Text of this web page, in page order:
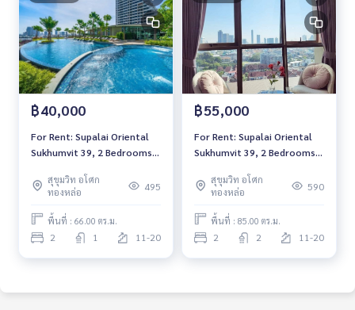
฿40,000
For Rent: Supalai Oriental
Sukhumvit 39, 2 Bedrooms
Furnished* Ready to move in
สุขุมวิท อโศก
ทองหล่อ
495
พื้นที่ : 66.00 ตร.ม.
2 1 11-20
฿55,000
For Rent: Supalai Oriental
Sukhumvit 39, 2 Bedrooms
Furnished* Ready to move in
สุขุมวิท อโศก
ทองหล่อ
590
พื้นที่ : 85.00 ตร.ม.
2 2 11-20